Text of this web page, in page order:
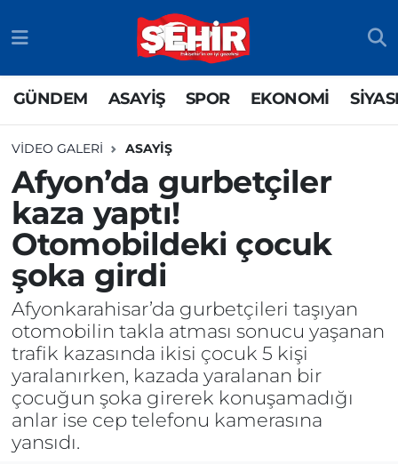
GÜNDEM ASAYİŞ SPOR EKONOMİ
VIDEO GALERI ASAYİŞ
Afyon’da gurbetçiler
kaza yaptı!
Otomobildeki çocuk
şoka girdi
Afyonkarahisar’da gurbetçileri taşıyan
otomobilin takla atması sonucu yaşanan
trafik kazasında ikisi çocuk 5 kişi
yaralanırken, kazada yaralanan bir
çocuğun şoka girerek konuşamadığı
anlar ise cep telefonu kamerasına
yansıdı.
SPOR
EKONOMİ
SİYASET
RESMİ İLAN
SİYASET
SPOR
EKONOMİ
EĞİTİM
SAĞLIK
TEKNOLOJİ
BÖLGE
Odunpazarı Nöbetçi Eczaneler
Odunpazarı Hava Durumu
Odunpazarı Trafik Yoğunluk Haritası
TFF 3.Lig 4.Grup Puan Durumu ve Fikstür
Tüm Manşetler
Son Dakika Haberleri
Haber Arşivi